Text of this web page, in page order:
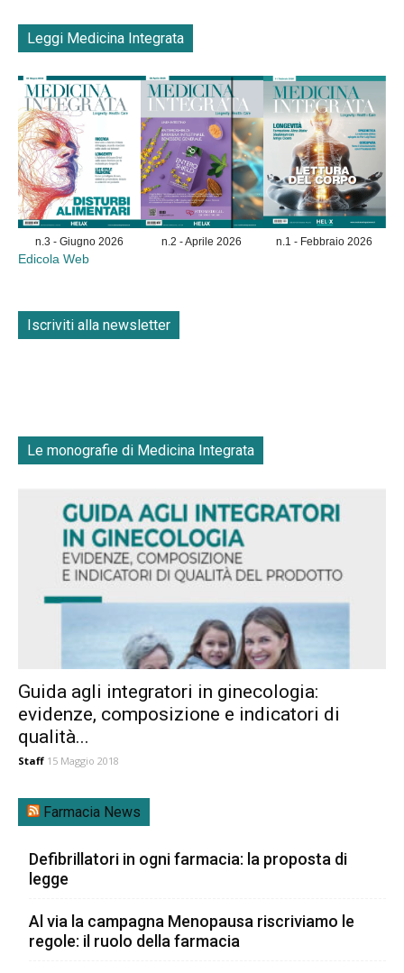
Leggi Medicina Integrata
n.3 - Giugno 2026 n.2 - Aprile 2026 n.1 - Febbraio 2026
Edicola Web
Iscriviti alla newsletter
Le monografie di Medicina Integrata
Guida agli integratori in ginecologia:
evidenze, composizione e indicatori di
qualità...
Staff 15 Maggio 2018
Farmacia News
Defibrillatori in ogni farmacia: la proposta di
legge
Al via la campagna Menopausa riscriviamo le
regole: il ruolo della farmacia